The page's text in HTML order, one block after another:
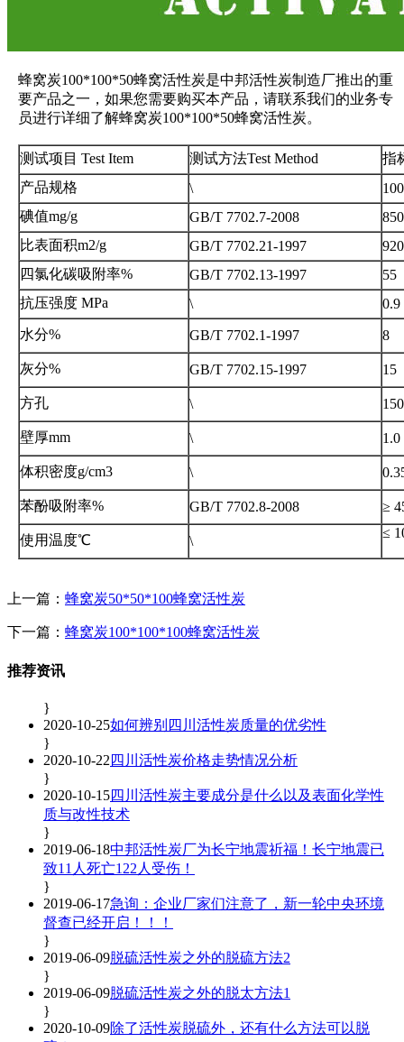
蜂窝炭100*100*50蜂窝活性炭是中邦活性炭制造厂推出的重
要产品之一，如果您需要购买本产品，请联系我们的业务专
员进行详细了解蜂窝炭100*100*50蜂窝活性炭。
测试项目 Test Item 测试方法Test Method
指
产品规格
\
碘值mg/g
GB/T 7702.7-2008
850
比表面积m2/g
GB/T 7702.21-1997
920
四氯化碳吸附率%
GB/T 7702.13-1997
55
抗压强度 MPa
\
0.9
水分%
GB/T 7702.1-1997 8
灰分% GB/T 7702.15-1997 15
方孔 \ 150
壁厚mm \ 1.0
体积密度g/cm3 \
苯酚吸附率% GB/T 7702.8-2008 ≥
使用温度℃ \
≤
上一篇： 蜂窝炭50*50*100蜂窝活性炭
下一篇： 蜂窝炭100*100*100蜂窝活性炭
推荐资讯
}
2020-10-25如何辨别四川活性炭质量的优劣性
}
2020-10-22 四川活性炭价格走势情况分析
}
2020-10-15四川活性炭主要成分是什么以及表面化学性
质与改性技术
}
2019-06-18中邦活性炭厂为长宁地震祈福！长宁地震已
致11人死亡122人受伤！
}
2019-06-17急询：企业厂家们注意了，新一轮中央环境
督查已经开启！！！
}
2019-06-09脱硫活性炭之外的脱硫方法2
}
2019-06-09脱硫活性炭之外的脱太方法1
}
2020-10-09除了活性炭脱硫外，还有什么方法可以脱